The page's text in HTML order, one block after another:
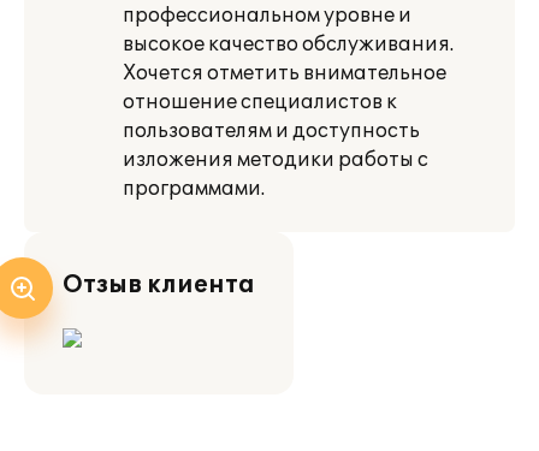
профессиональном уровне и
высокое качество обслуживания.
Хочется отметить внимательное
отношение специалистов к
пользователям и доступность
изложения методики работы с
программами.
Отзыв клиента